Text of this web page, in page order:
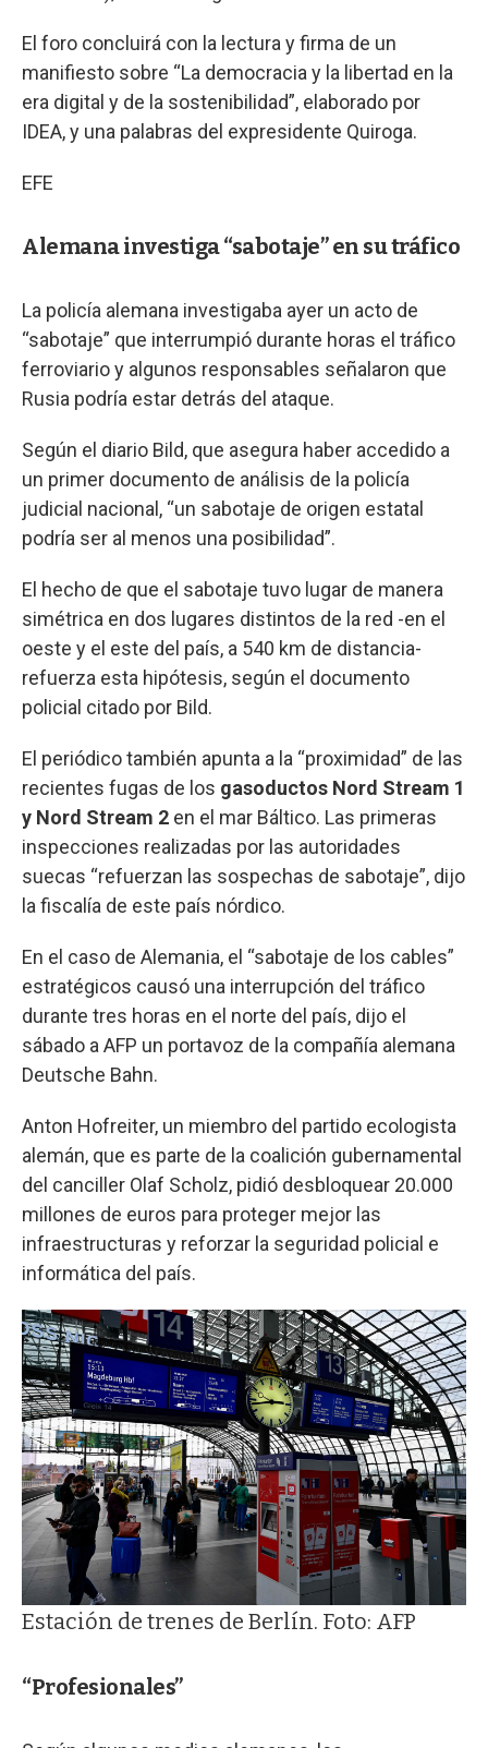
El foro concluirá con la lectura y firma de un
manifiesto sobre “La democracia y la libertad en la
era digital y de la sostenibilidad”, elaborado por
IDEA, y una palabras del expresidente Quiroga.
EFE
Alemana investiga “sabotaje” en su tráfico
La policía alemana investigaba ayer un acto de
“sabotaje” que interrumpió durante horas el tráfico
ferroviario y algunos responsables señalaron que
Rusia podría estar detrás del ataque.
Según el diario Bild, que asegura haber accedido a
un primer documento de análisis de la policía
judicial nacional, “un sabotaje de origen estatal
podría ser al menos una posibilidad”.
El hecho de que el sabotaje tuvo lugar de manera
simétrica en dos lugares distintos de la red -en el
oeste y el este del país, a 540 km de distancia-
refuerza esta hipótesis, según el documento
policial citado por Bild.
El periódico también apunta a la “proximidad” de las
recientes fugas de los gasoductos Nord Stream 1
y Nord Stream 2 en el mar Báltico. Las primeras
inspecciones realizadas por las autoridades
suecas “refuerzan las sospechas de sabotaje”, dijo
la fiscalía de este país nórdico.
En el caso de Alemania, el “sabotaje de los cables”
estratégicos causó una interrupción del tráfico
durante tres horas en el norte del país, dijo el
sábado a AFP un portavoz de la compañía alemana
Deutsche Bahn.
Anton Hofreiter, un miembro del partido ecologista
alemán, que es parte de la coalición gubernamental
del canciller Olaf Scholz, pidió desbloquear 20.000
millones de euros para proteger mejor las
infraestructuras y reforzar la seguridad policial e
informática del país.
Estación de trenes de Berlín. Foto: AFP
“Profesionales”